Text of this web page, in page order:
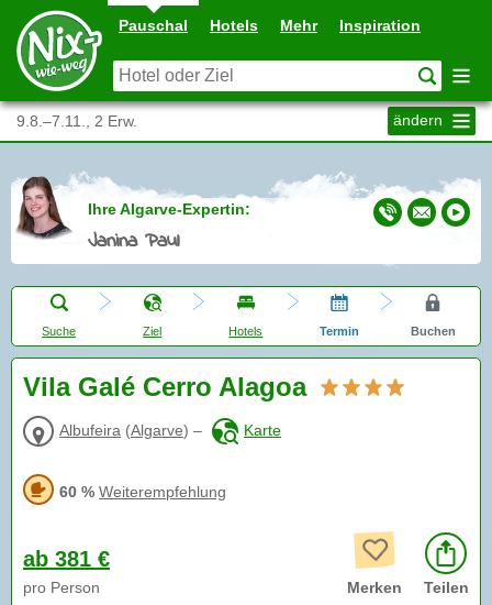
Pauschal Hotels Mehr Inspiration
9.8.–7.11., 2 Erw. ändern
Ihre Algarve-Expertin:
Janina Paul
Suche Ziel Hotels Termin Buchen
Vila Galé Cerro Alagoa
Albufeira (Algarve) – Karte
60 % Weiterempfehlung
ab 381 €
pro Person Merken Teilen